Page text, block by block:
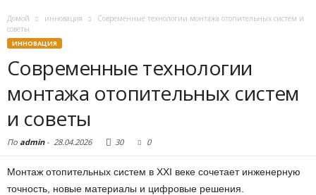
Домой инновация
Современные технологии монтажа отопительных систем и
советы
ИННОВАЦИЯ
Современные технологии
монтажа отопительных систем
и советы
По admin- 28.04.2026 30 0
Монтаж отопительных систем в XXI веке сочетает инженерную
точность, новые материалы и цифровые решения.